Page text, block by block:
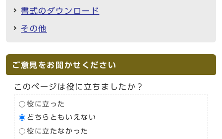
書式のダウンロード
その他
ご意見をお聞かせください
このページは役に立ちましたか？
役に立った
どちらともいえない
役に立たなかった